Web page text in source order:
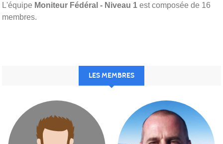
L'équipe Moniteur Fédéral - Niveau 1 est composée de 16
membres.
LES MEMBRES